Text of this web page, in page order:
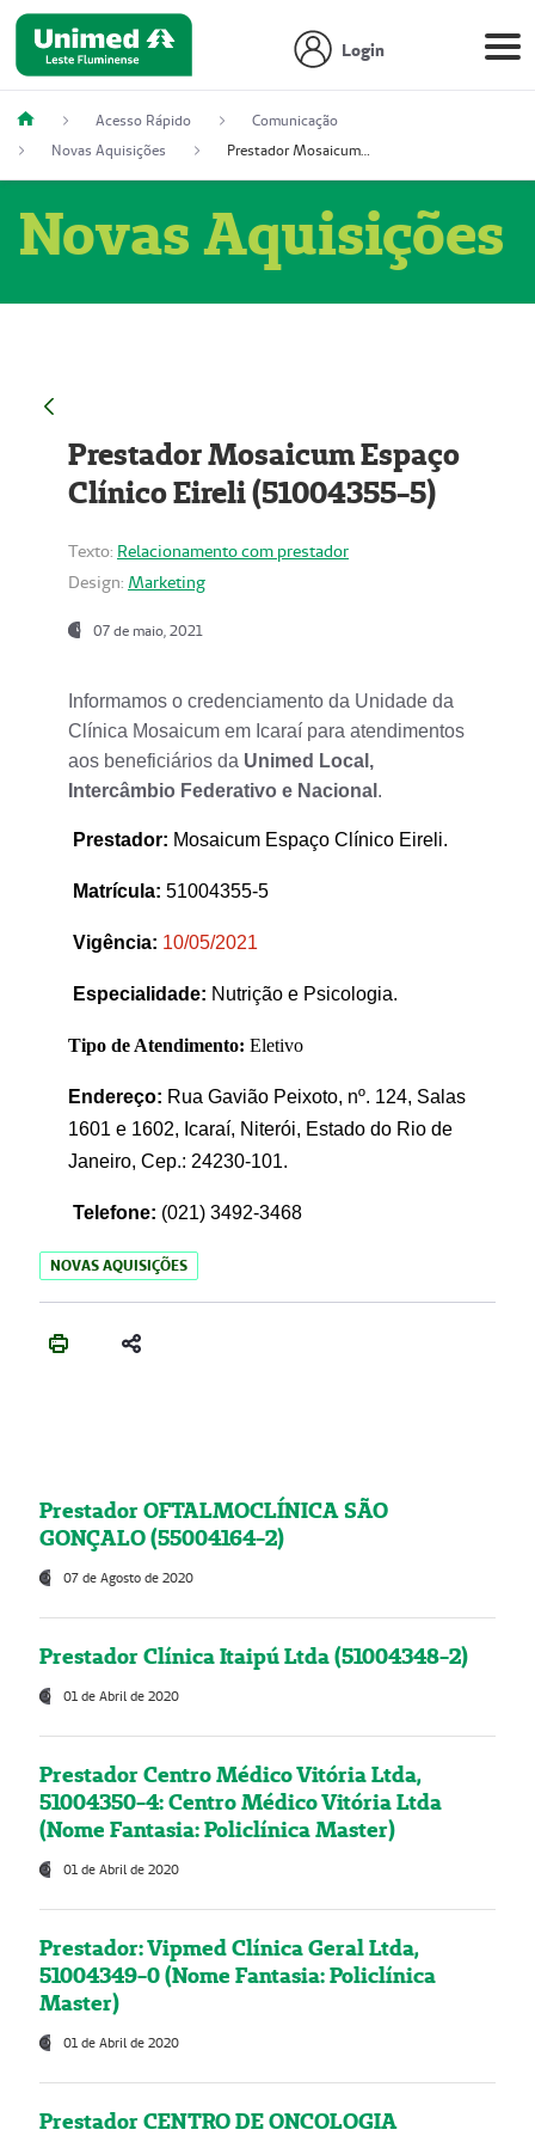
Login
Acesso Rápido
Comunicação
Novas Aquisições
Prestador Mosaicum Espaço Clínico Eireli (51004355-5)
Novas Aquisições
Prestador Mosaicum Espaço
Clínico Eireli (51004355-5)
Texto: Relacionamento com prestador
Design: Marketing
07 de maio, 2021
Informamos o credenciamento da Unidade da
Clínica Mosaicum em Icaraí para atendimentos
aos beneficiários da Unimed Local,
Intercâmbio Federativo e Nacional .
Prestador: Mosaicum Espaço Clínico Eireli.
Matrícula: 51004355-5
Vigência: 10/05/2021
Especialidade: Nutrição e Psicologia.
Tipo de Atendimento: Eletivo
Endereço: Rua Gavião Peixoto, nº. 124, Salas
1601 e 1602, Icaraí, Niterói, Estado do Rio de
Janeiro, Cep.: 24230-101.
Telefone: (021) 3492-3468
NOVAS AQUISIÇÕES
Prestador OFTALMOCLÍNICA SÃO
GONÇALO (55004164-2)
07 de Agosto de 2020
Prestador Clínica Itaipú Ltda (51004348-2)
01 de Abril de 2020
Prestador Centro Médico Vitória Ltda,
51004350-4: Centro Médico Vitória Ltda
(Nome Fantasia: Policlínica Master)
01 de Abril de 2020
Prestador: Vipmed Clínica Geral Ltda,
51004349-0 (Nome Fantasia: Policlínica
Master)
01 de Abril de 2020
Prestador CENTRO DE ONCOLOGIA